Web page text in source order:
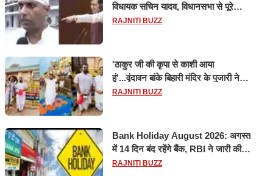
विधायक सचिन यादव, विधानसभा से पूरे
मानसून सत्र के लिए किया गया निलंबित
RAJNITI BUZZ
'ठाकुर जी की कृपा से काशी आया
हूं'...वृंदावन बांके बिहारी मंदिर के पुजारी ने
किया श्री काशी विश्वनाथ का जलाभिषेक
RAJNITI BUZZ
Bank Holiday August 2026: अगस्त
में 14 दिन बंद रहेंगे बैंक, RBI ने जारी की
छुट्टियों की लिस्ट​​​​​​​
RAJNITI BUZZ